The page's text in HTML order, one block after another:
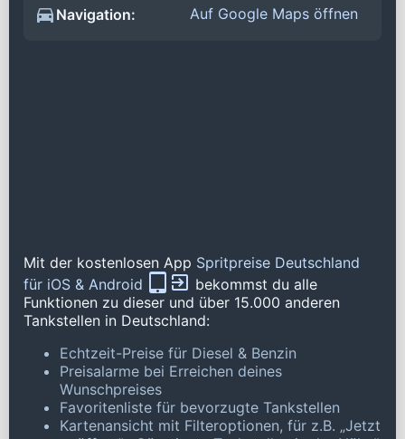
Navigation:
Auf Google Maps öffnen
Mit der kostenlosen App Spritpreise Deutschland
für iOS & Android
bekommst du alle
Funktionen zu dieser und über 15.000 anderen
Tankstellen in Deutschland:
Echtzeit-Preise für Diesel & Benzin
Preisalarme bei Erreichen deines
Wunschpreises
Favoritenliste für bevorzugte Tankstellen
Kartenansicht mit Filteroptionen, für z.B. „Jetzt